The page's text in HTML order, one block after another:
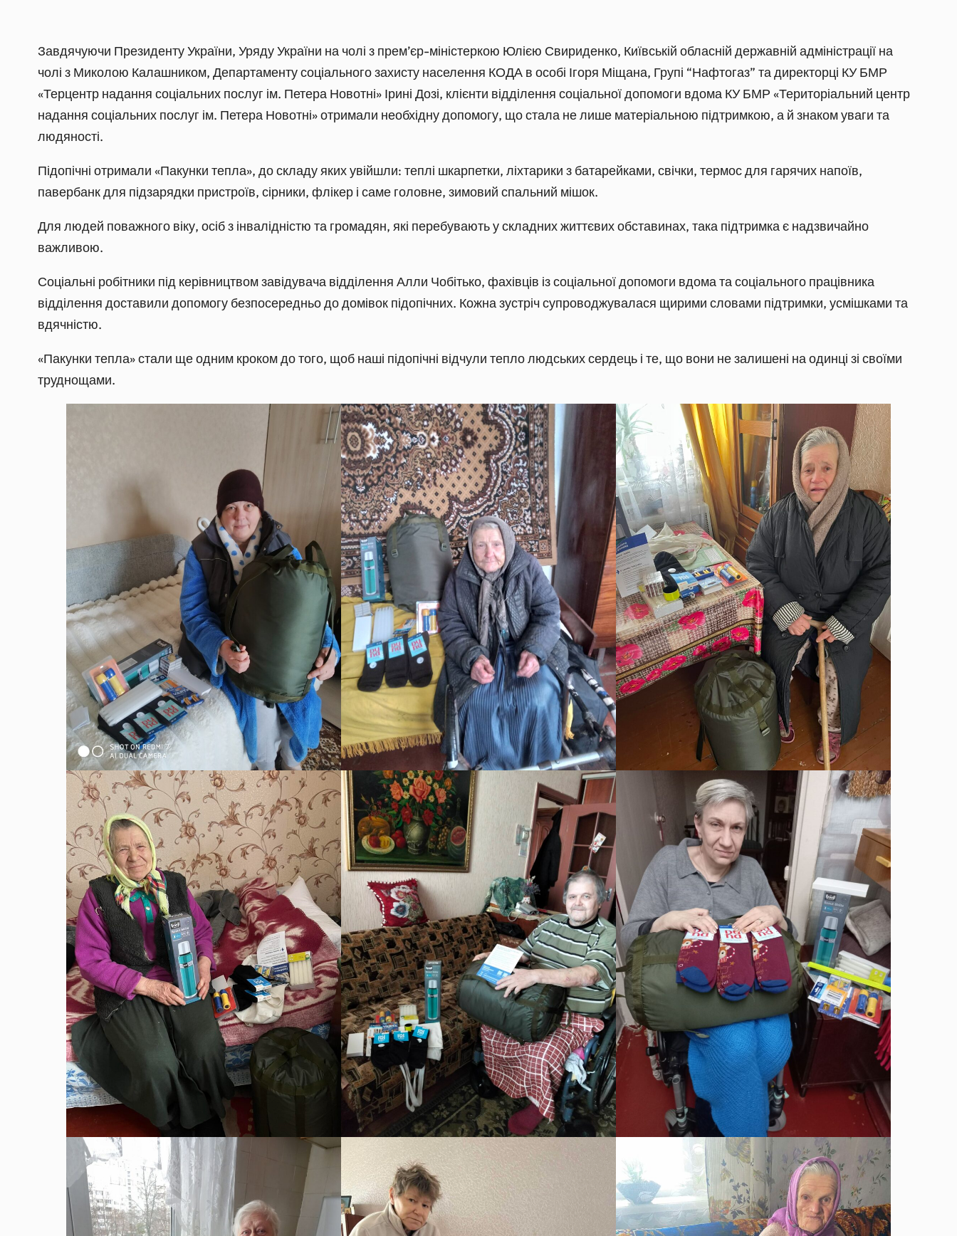
Завдячуючи Президенту України, Уряду України на чолі з прем’єр-міністеркою Юлією Свириденко, Київській обласній державній адміністрації на
чолі з Миколою Калашником, Департаменту соціального захисту населення КОДА в особі Ігоря Міщана, Групі “Нафтогаз” та директорці КУ БМР
«Терцентр надання соціальних послуг ім. Петера Новотні» Ірині Дозі, клієнти відділення соціальної допомоги вдома КУ БМР «Територіальний центр
надання соціальних послуг ім. Петера Новотні» отримали необхідну допомогу, що стала не лише матеріальною підтримкою, а й знаком уваги та
людяності.
Підопічні отримали «Пакунки тепла», до складу яких увійшли: теплі шкарпетки, ліхтарики з батарейками, свічки, термос для гарячих напоїв,
павербанк для підзарядки пристроїв, сірники, флікер і саме головне, зимовий спальний мішок.
Для людей поважного віку, осіб з інвалідністю та громадян, які перебувають у складних життєвих обставинах, така підтримка є надзвичайно
важливою.
Соціальні робітники під керівництвом завідувача відділення Алли Чобітько, фахівців із соціальної допомоги вдома та соціального працівника
відділення доставили допомогу безпосередньо до домівок підопічних. Кожна зустріч супроводжувалася щирими словами підтримки, усмішками та
вдячністю.
«Пакунки тепла» стали ще одним кроком до того, щоб наші підопічні відчули тепло людських сердець і те, що вони не залишені на одинці зі своїми
труднощами.